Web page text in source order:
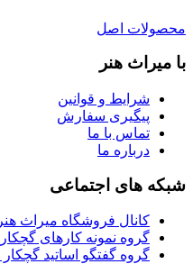
محصولات اصل
با میراث هنر
شرایط و قوانین
پیگیری سفارش
تماس با ما
درباره ما
شبکه های اجتماعی
کانال فروشگاه میراث هنر
گروه نمونه کارهای
گروه گفتگو اساتید گچکار